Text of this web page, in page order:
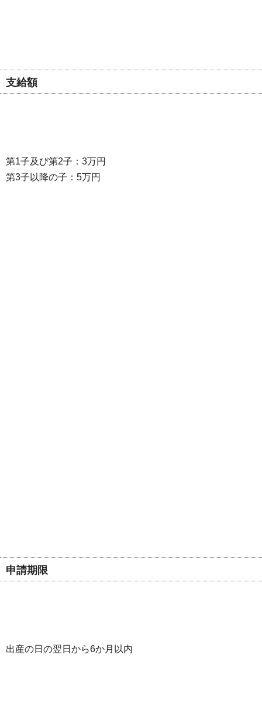
支給額
第1子及び第2子：3万円
第3子以降の子：5万円
申請期限
出産の日の翌日から6か月以内